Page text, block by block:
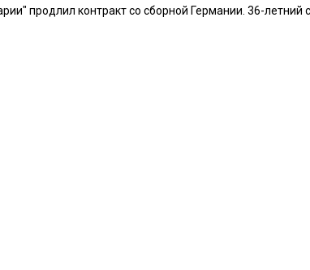
продлил контракт со сборной Германии. 36-летний